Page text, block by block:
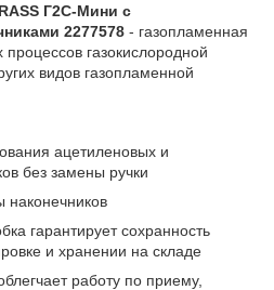
Г2С-Мини с
2277578 - газопламенная
газокислородной
видов газопламенной
ацетиленовых и
без замены ручки
наконечников
гарантирует сохранность
и хранении на складе
работу по приему,